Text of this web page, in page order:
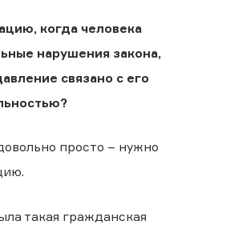
когда человека
нарушения закона,
связано с его
просто – нужно
такая гражданская